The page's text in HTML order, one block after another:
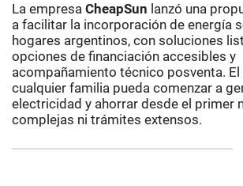
La empresa CheapSun lanzó una
a facilitar la incorporación de energía
hogares argentinos, con soluciones
opciones de financiación accesibles y
acompañamiento técnico posventa.
cualquier familia pueda comenzar a
electricidad y ahorrar desde el primer
complejas ni trámites extensos.